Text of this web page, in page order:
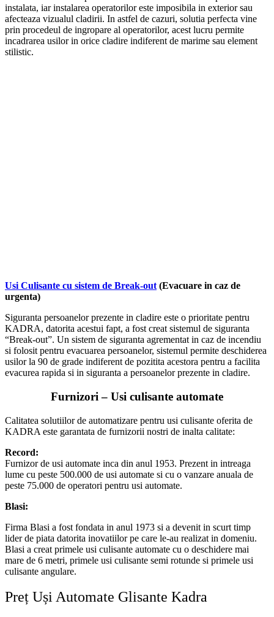
instalata, iar instalarea operatorilor este imposibila in exterior sau
afecteaza vizualul cladirii. In astfel de cazuri, solutia perfecta vine
prin procedeul de ingropare al operatorilor, acest lucru permite
incadrarea usilor in orice cladire indiferent de marime sau element
stilistic.
Usi Culisante cu sistem de Break-out (Evacuare in caz de
urgenta)
Siguranta persoanelor prezente in cladire este o prioritate pentru
KADRA, datorita acestui fapt, a fost creat sistemul de siguranta
“Break-out”. Un sistem de siguranta agrementat in caz de incendiu
si folosit pentru evacuarea persoanelor, sistemul permite deschiderea
usilor la 90 de grade indiferent de pozitita acestora pentru a facilita
evacurea rapida si in siguranta a persoanelor prezente in cladire.
Furnizori – Usi culisante automate
Calitatea solutiilor de automatizare pentru usi culisante oferita de
KADRA este garantata de furnizorii nostri de inalta calitate:
Record:
Furnizor de usi automate inca din anul 1953. Prezent in intreaga
lume cu peste 500.000 de usi automate si cu o vanzare anuala de
peste 75.000 de operatori pentru usi automate.
Blasi:
Firma Blasi a fost fondata in anul 1973 si a devenit in scurt timp
lider de piata datorita inovatiilor pe care le-au realizat in domeniu.
Blasi a creat primele usi culisante automate cu o deschidere mai
mare de 6 metri, primele usi culisante semi rotunde si primele usi
culisante angulare.
Preț Uși Automate Glisante Kadra